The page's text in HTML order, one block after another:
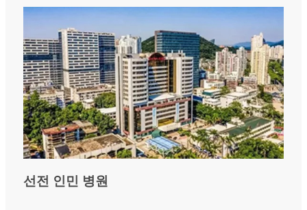
선전 인민 병원